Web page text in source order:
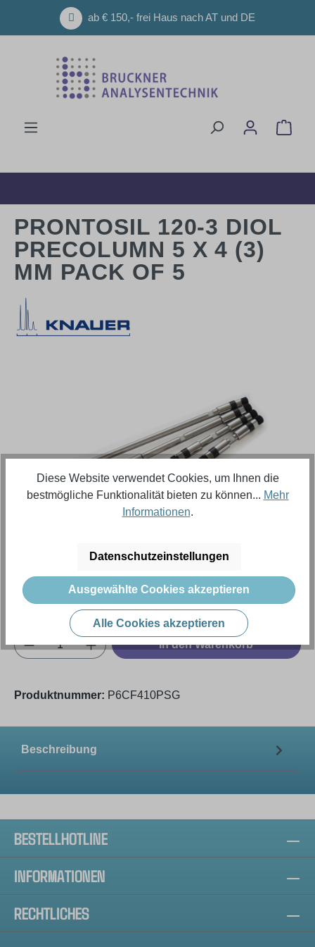
Zum Hauptinhalt springenab € 150,- frei Haus nach AT und DE
PRONTOSIL 120-3 DIOL
PRECOLUMN 5 X 4 (3)
MM PACK OF 5
334,73 €
Inhalt: 5 Stück (Menge) (66,95 € / 1 Stück (Menge))
Preise exkl. MwSt. zzgl. Versandkosten
Produkt Anzahl: Gib den gewünschten
In den Warenkorb
Produktnummer: P6CF410PSG
Beschreibung
BESTELLHOTLINE
INFORMATIONEN
RECHTLICHES
Diese Website verwendet Cookies, um Ihnen die
bestmögliche Funktionalität bieten zu können... Mehr
Informationen.
Datenschutzeinstellungen
Ausgewählte Cookies akzeptieren
Alle Cookies akzeptieren